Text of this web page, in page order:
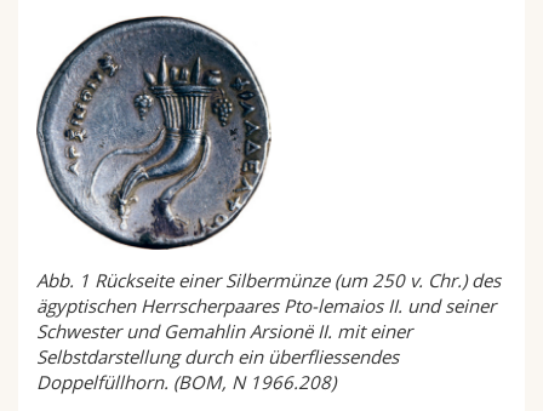
Abb. 1 Rückseite einer Silbermünze (um 250 v. Chr.) des
ägyptischen Herrscherpaares Pto-lemaios II. und seiner
Schwester und Gemahlin Arsionë II. mit einer
Selbstdarstellung durch ein überfliessendes
Doppelfüllhorn. (BOM, N 1966.208)